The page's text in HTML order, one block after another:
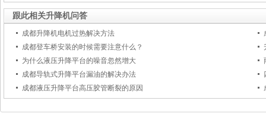
跟此相关升降机问答
成都升降机电机过热解决方法
成都登车桥安装的时候需要注意什么？
为什么液压升降平台的噪音忽然增大
成都导轨式升降平台漏油的解决办法
成都液压升降平台高压胶管断裂的原因